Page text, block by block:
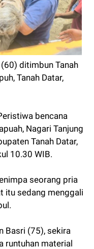
ditimbun Tanah
Tanah Datar,
bencana
Nagari Tanjung
Tanah Datar,
10.30 WIB.
seorang pria
itu sedang menggali
Basri (75), sekira
runtuhan material